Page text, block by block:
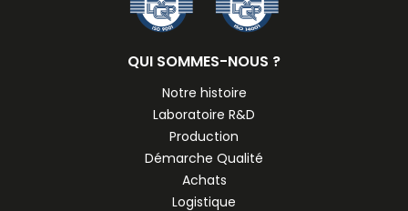
QUI SOMMES-NOUS ?
Notre histoire
Laboratoire R&D
Production
Démarche Qualité
Achats
Logistique